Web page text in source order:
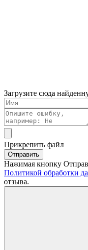
Загрузите сюда
Прикрепить файл
Отправить
Нажимая кнопку
Политикой обработки
отзыва.